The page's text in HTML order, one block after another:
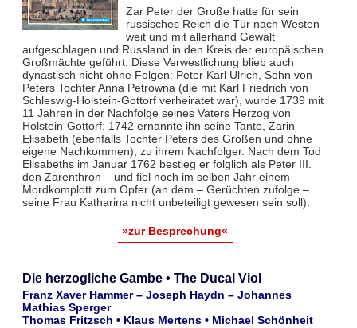
Zar Peter der Große hatte für sein
russisches Reich die Tür nach Westen
weit und mit allerhand Gewalt
aufgeschlagen und Russland in den Kreis der europäischen
Großmächte geführt. Diese Verwestlichung blieb auch
dynastisch nicht ohne Folgen: Peter Karl Ulrich, Sohn von
Peters Tochter Anna Petrowna (die mit Karl Friedrich von
Schleswig-Holstein-Gottorf verheiratet war), wurde 1739 mit
11 Jahren in der Nachfolge seines Vaters Herzog von
Holstein-Gottorf; 1742 ernannte ihn seine Tante, Zarin
Elisabeth (ebenfalls Tochter Peters des Großen und ohne
eigene Nachkommen), zu ihrem Nachfolger. Nach dem Tod
Elisabeths im Januar 1762 bestieg er folglich als Peter III.
den Zarenthron – und fiel noch im selben Jahr einem
Mordkomplott zum Opfer (an dem – Gerüchten zufolge –
seine Frau Katharina nicht unbeteiligt gewesen sein soll).
»zur Besprechung«
Die herzogliche Gambe • The Ducal Viol
Franz Xaver Hammer – Joseph Haydn – Johannes
Mathias Sperger
Thomas Fritzsch • Klaus Mertens • Michael Schönheit